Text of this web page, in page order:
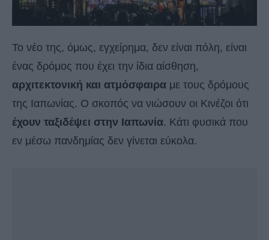
Το νέο της, όμως, εγχείρημα, δεν είναι πόλη, είναι
ένας δρόμος που έχει την ίδια αίσθηση,
αρχιτεκτονική και ατμόσφαιρα με τους δρόμους
της Ιαπωνίας. Ο σκοπός να νιώσουν οι Κινέζοι ότι
έχουν ταξιδέψει στην Ιαπωνία. Κάτι φυσικά που
εν μέσω πανδημίας δεν γίνεται εύκολα.